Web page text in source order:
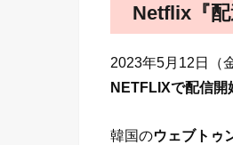
Netflix『
2023年5月12日（
NETFLIXで配信開
韓国のウェブトゥ